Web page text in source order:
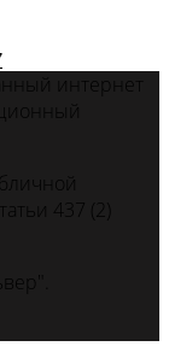
интернет
437 (2)